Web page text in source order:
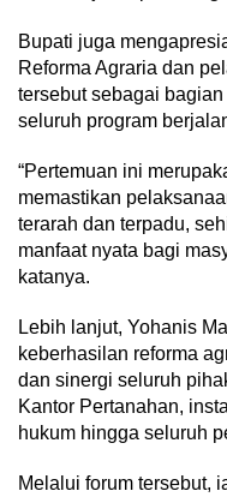
Bupati juga
Reforma Agraria dan
tersebut sebagai
seluruh program
“Pertemuan ini
memastikan
terarah dan terpadu,
manfaat nyata bagi
katanya.
Lebih lanjut, Yohanis
keberhasilan reforma
dan sinergi seluruh
Kantor Pertanahan,
hukum hingga seluruh
Melalui forum tersebut,